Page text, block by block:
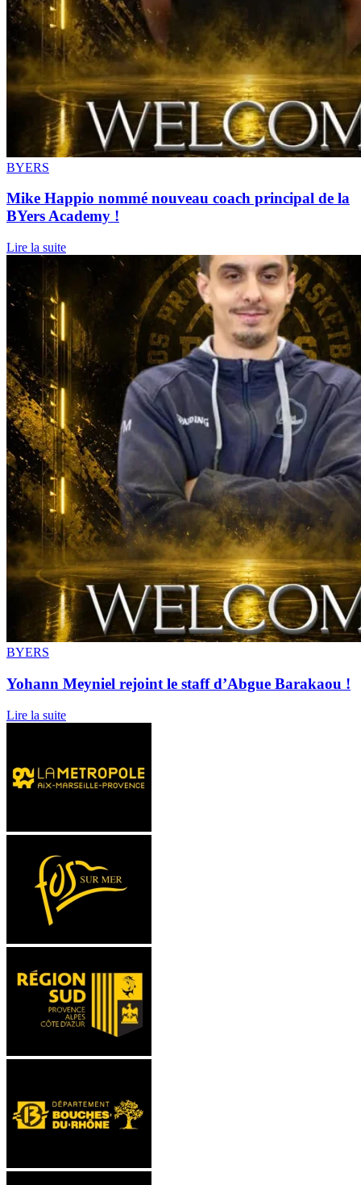
BYERS
Mike Happio nommé nouveau coach principal de la
BYers Academy !
Lire la suite
BYERS
Yohann Meyniel rejoint le staff d’Abgue Barakaou !
Lire la suite